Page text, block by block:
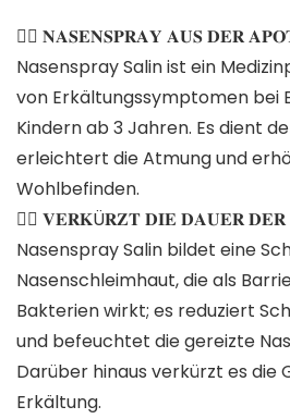
👩‍⚕️ 𝐍𝐀𝐒𝐄𝐍𝐒𝐏𝐑𝐀𝐘 𝐀𝐔𝐒 𝐃𝐄𝐑
Nasenspray Salin ist ein
von Erkältungssymptomen bei
Kindern ab 3 Jahren. Es dient
erleichtert die Atmung und
Wohlbefinden.
👩‍⚕️ 𝐕𝐄𝐑𝐊Ü𝐑𝐙𝐓 𝐃𝐈𝐄 𝐃𝐀𝐔𝐄𝐑 𝐃𝐄𝐑
Nasenspray Salin bildet eine
Nasenschleimhaut, die als
Bakterien wirkt; es reduziert
und befeuchtet die gereizte
Darüber hinaus verkürzt es die
Erkältung.